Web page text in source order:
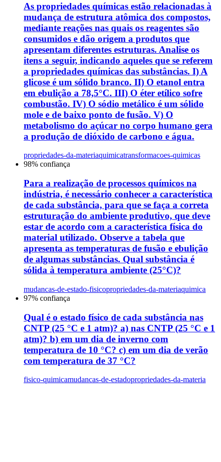
As propriedades químicas estão relacionadas à
mudança de estrutura atômica dos compostos,
mediante reações nas quais os reagentes são
consumidos e dão origem a produtos que
apresentam diferentes estruturas. Analise os
itens a seguir, indicando aqueles que se referem
a propriedades químicas das substâncias. I) A
glicose é um sólido branco. II) O etanol entra
em ebulição a 78,5°C. III) O éter etílico sofre
combustão. IV) O sódio metálico é um sólido
mole e de baixo ponto de fusão. V) O
metabolismo do açúcar no corpo humano gera
a produção de dióxido de carbono e água.
propriedades-da-materiaquimicatransformacoes-quimicas
98% confiança
Para a realização de processos químicos na
indústria, é necessário conhecer a característica
de cada substância, para que se faça a correta
estruturação do ambiente produtivo, que deve
estar de acordo com a característica física do
material utilizado. Observe a tabela que
apresenta as temperaturas de fusão e ebulição
de algumas substâncias. Qual substância é
sólida à temperatura ambiente (25°C)?
mudancas-de-estado-fisicopropriedades-da-materiaquimica
97% confiança
Qual é o estado físico de cada substância nas
CNTP (25 °C e 1 atm)? a) nas CNTP (25 °C e 1
atm)? b) em um dia de inverno com
temperatura de 10 °C? c) em um dia de verão
com temperatura de 37 °C?
fisico-quimicamudancas-de-estadopropriedades-da-materia